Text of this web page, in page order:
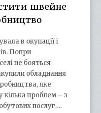
швейне
в окупації і
Попри
не бояться
обладнання
яке
кілька проблем – з
послуг….